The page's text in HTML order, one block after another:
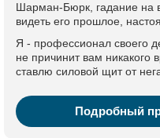
Шарман-Бюрк, гадание на
видеть его прошлое,
Я - профессионал своего
не причинит вам никакого
ставлю силовой щит от
Подробный